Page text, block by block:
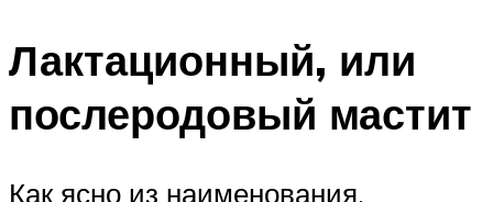
Лактационный, или
послеродовый мастит
Как ясно из наименования,